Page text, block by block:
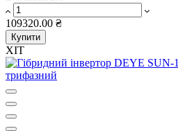
109320.00 ₴
Купити
ХІТ